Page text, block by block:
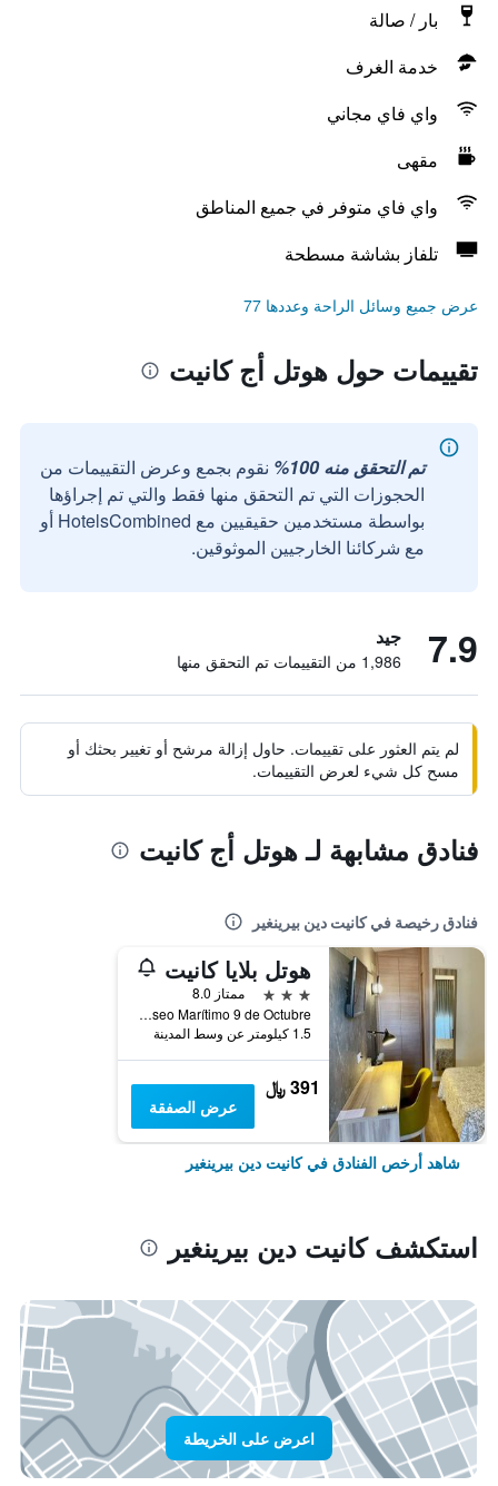
بار / صالة
خدمة الغرف
واي فاي مجاني
مقهى
واي فاي متوفر في جميع المناطق
تلفاز بشاشة مسطحة
عرض جميع وسائل الراحة وعددها 77
تقييمات حول هوتل أج كانيت
تم التحقق منه 100%
نقوم بجمع وعرض التقييمات من
الحجوزات التي تم التحقق منها فقط والتي تم إجراؤها
بواسطة مستخدمين حقيقيين مع HotelsCombined أو
مع شركائنا الخارجيين الموثوقين.
7.9 جيد
1,986 من التقييمات تم التحقق منها
لم يتم العثور على تقييمات. حاول إزالة مرشح أو تغيير بحثك أو
مسح كل شيء لعرض التقييمات.
فنادق مشابهة لـ هوتل أج كانيت
فنادق رخيصة في كانيت دين بيرينغير
هوتل بلايا كانيت
3 نجوم
ممتاز 8.0
Paseo Marítimo 9 de Octubre, كانيت دين بيرينغير, منطقة بلنسية, أسبانيا
1.5 كيلومتر عن وسط المدينة
391 ﷼
عرض الصفقة
شاهد أرخص الفنادق في كانيت دين بيرينغير
استكشف كانيت دين بيرينغير
اعرض على الخريطة